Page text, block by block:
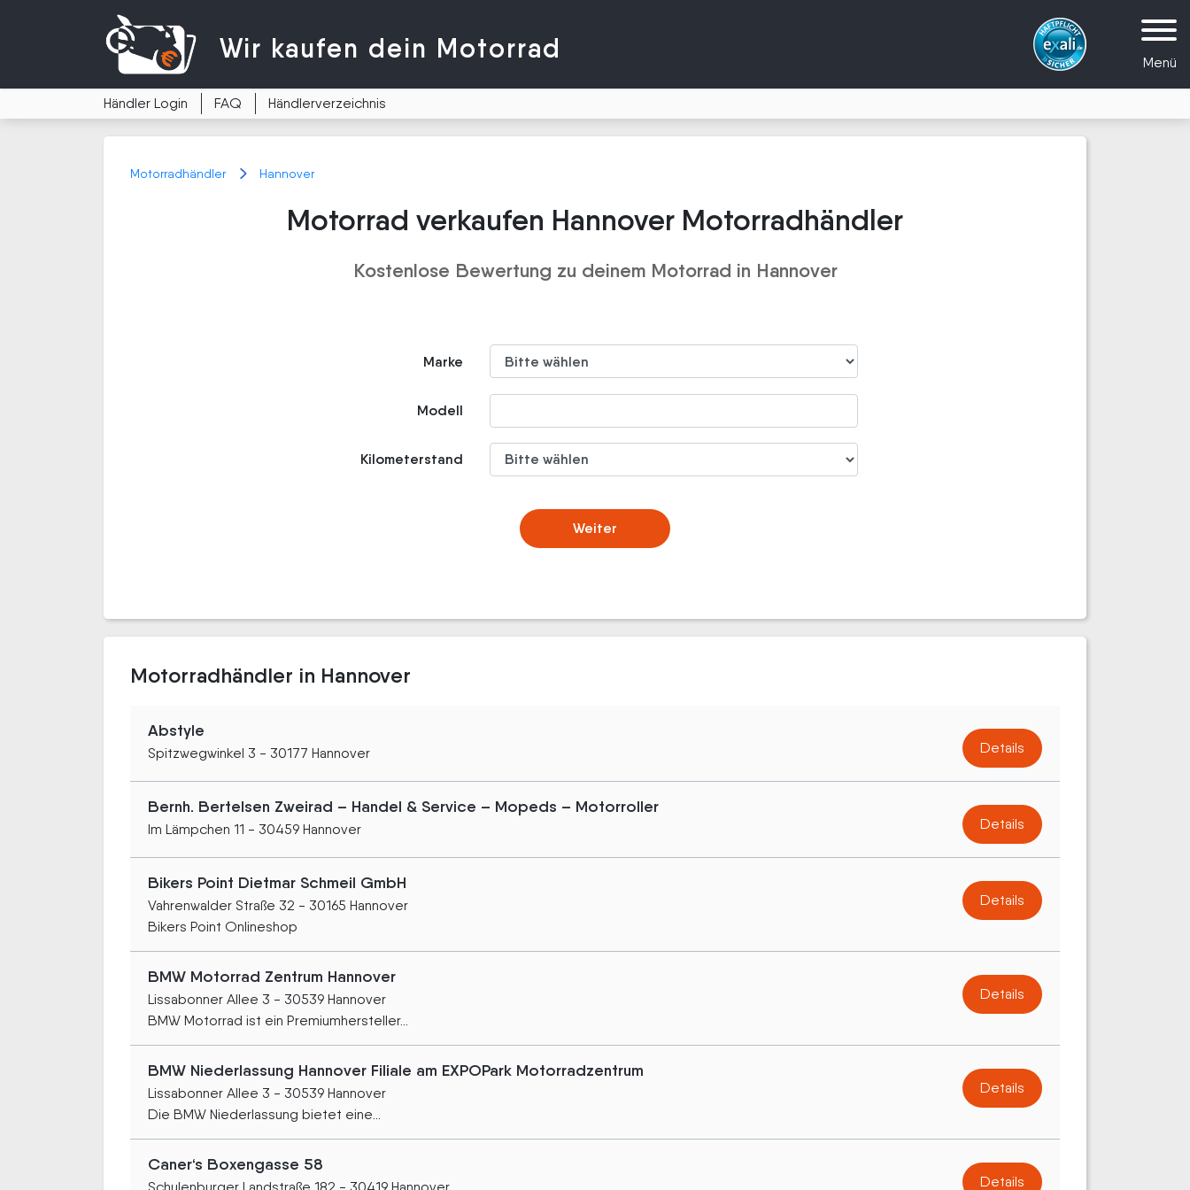
Menü
Wir kaufen dein Motorrad
Händler Login FAQ Händlerverzeichnis
Motorradhändler Hannover
Motorrad verkaufen Hannover Motorradhändler
Kostenlose Bewertung zu deinem Motorrad in Hannover
Marke
Modell
Kilometerstand
Weiter
Motorradhändler in Hannover
Abstyle
Spitzwegwinkel 3 - 30177 Hannover Details
Bernh. Bertelsen Zweirad – Handel & Service – Mopeds – Motorroller
Im Lämpchen 11 - 30459 Hannover Details
Bikers Point Dietmar Schmeil GmbH
Vahrenwalder Straße 32 - 30165 Hannover
Bikers Point Onlineshop
Details
BMW Motorrad Zentrum Hannover
Lissabonner Allee 3 - 30539 Hannover
BMW Motorrad ist ein Premiumhersteller...
Details
BMW Niederlassung Hannover Filiale am EXPOPark Motorradzentrum
Lissabonner Allee 3 - 30539 Hannover
Die BMW Niederlassung bietet eine...
Details
Caner‘s Boxengasse 58
Details